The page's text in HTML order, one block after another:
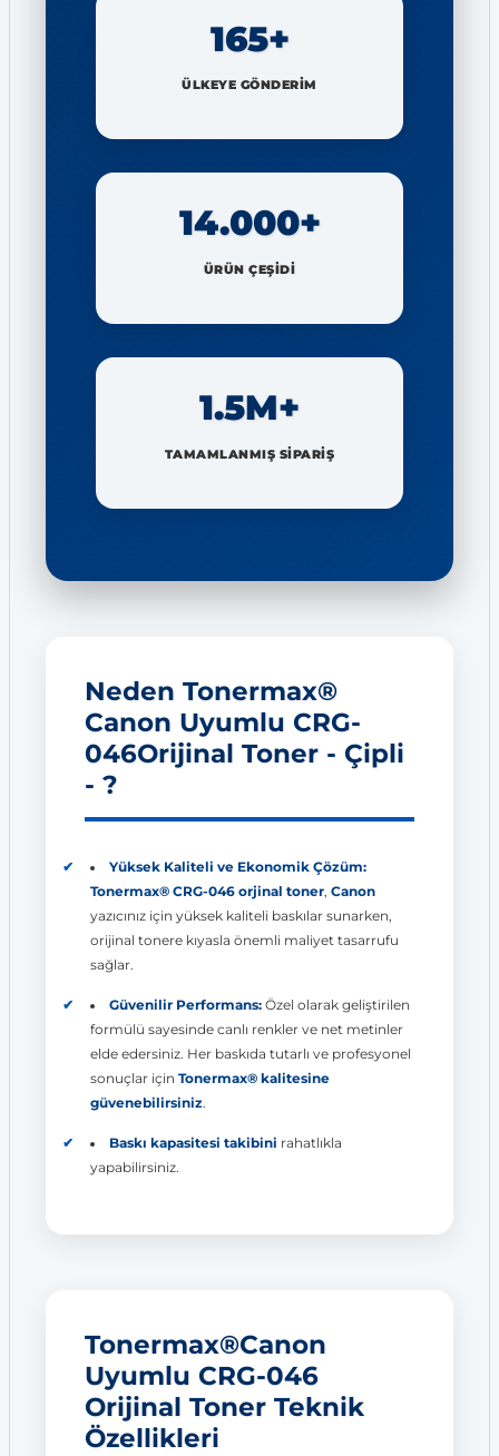
165+
ÜLKEYE GÖNDERİM
14.000+
ÜRÜN ÇEŞİDİ
1.5M+
TAMAMLANMIŞ SİPARİŞ
Neden Tonermax®
Canon Uyumlu CRG-
046Orijinal Toner - Çipli
- ?
Yüksek Kaliteli ve Ekonomik Çözüm:
Tonermax® CRG-046 orjinal toner, Canon
yazıcınız için yüksek kaliteli baskılar sunarken,
orijinal tonere kıyasla önemli maliyet tasarrufu
sağlar.
Güvenilir Performans:Özel olarak geliştirilen
formülü sayesinde canlı renkler ve net metinler
elde edersiniz. Her baskıda tutarlı ve profesyonel
sonuçlar için Tonermax® kalitesine
güvenebilirsiniz.
Baskı kapasitesi takibini rahatlıkla
yapabilirsiniz.
Tonermax®Canon
Uyumlu CRG-046
Orijinal Toner Teknik
Özellikleri